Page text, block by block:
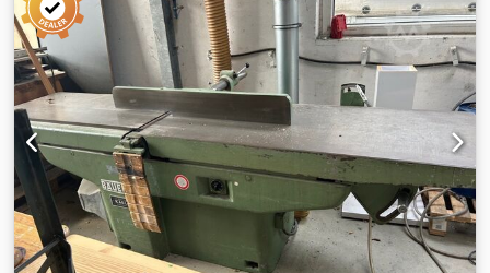
aluminium er let forskydelig og kan vippes fra 0° til 45°
Anslagets hældning kan aflæses direkte fra arbejdspladsen
Leveres som standard med hjælpeanslag Stor
fireknivsaksel, præcisionslejet Støjsvag drift takket være
præcisionsenhed og tung støbejernskonstruktion Kraftfuld
industrimotor Maksimal brugersikkerhed med nem
betjening Spantag visning via skala Manuel bordjustering
Motorskyddskontakt Udstyrsdetaljer Inkl. sammenklappelig
hjælpeanslag til smalle emner Manuel hurtigjustering af
spantag med skala og spændehåndtag
Beskyttelsesanordning Beskyttelsesanordningen kan
klappes op og er designet, så operatøren ikke generes